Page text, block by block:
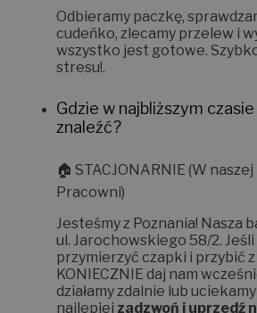
Odbieramy paczkę,
cudeńko, zlecamy przelew i
wszystko jest gotowe.
stresu!.
Gdzie w najbliższym
znaleźć?
🏠 STACJONARNIE (W
Pracowni)
Jesteśmy z Poznania! Nasza
ul. Jarochowskiego 58/2.
przymierzyć czapki i przybić
KONIECZNIE daj nam
działamy zdalnie lub
najlepiej zadzwoń i uprzedź